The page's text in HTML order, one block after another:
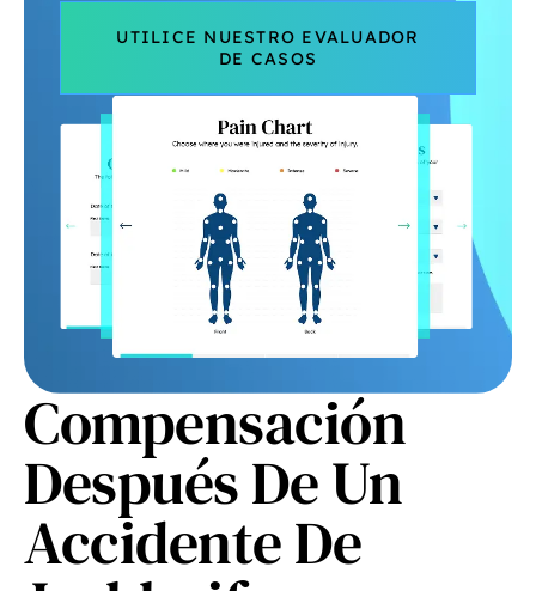
UTILICE NUESTRO EVALUADOR
DE CASOS
Compensación
Después De Un
Accidente De